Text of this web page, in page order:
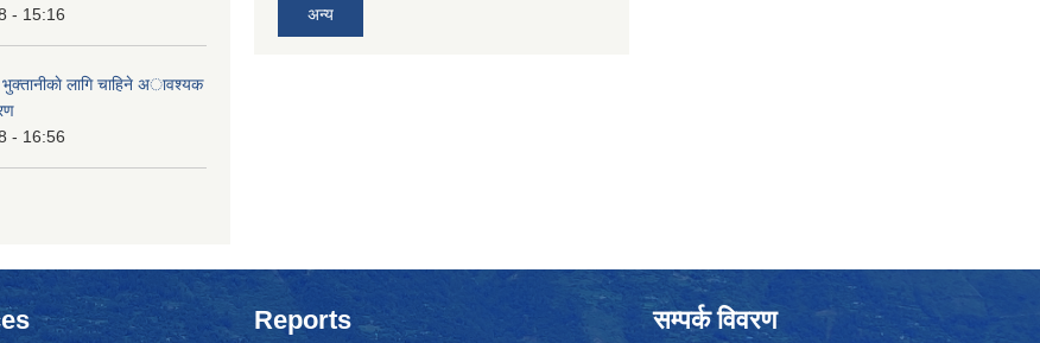
- 15:16
लागि चाहिने अावश्यक
- 16:56
अन्य
Reports सम्पर्क विवरण